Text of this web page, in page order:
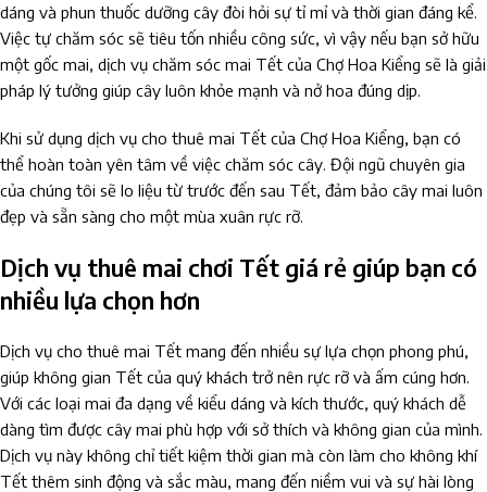
dáng và phun thuốc dưỡng cây đòi hỏi sự tỉ mỉ và thời gian đáng kể.
Việc tự chăm sóc sẽ tiêu tốn nhiều công sức, vì vậy nếu bạn sở hữu
một gốc mai, dịch vụ chăm sóc mai Tết của Chợ Hoa Kiểng sẽ là giải
pháp lý tưởng giúp cây luôn khỏe mạnh và nở hoa đúng dịp.
Khi sử dụng dịch vụ cho thuê mai Tết của Chợ Hoa Kiểng, bạn có
thể hoàn toàn yên tâm về việc chăm sóc cây. Đội ngũ chuyên gia
của chúng tôi sẽ lo liệu từ trước đến sau Tết, đảm bảo cây mai luôn
đẹp và sẵn sàng cho một mùa xuân rực rỡ.
Dịch vụ thuê mai chơi Tết giá rẻ giúp bạn có
nhiều lựa chọn hơn
Dịch vụ cho thuê mai Tết mang đến nhiều sự lựa chọn phong phú,
giúp không gian Tết của quý khách trở nên rực rỡ và ấm cúng hơn.
Với các loại mai đa dạng về kiểu dáng và kích thước, quý khách dễ
dàng tìm được cây mai phù hợp với sở thích và không gian của mình.
Dịch vụ này không chỉ tiết kiệm thời gian mà còn làm cho không khí
Tết thêm sinh động và sắc màu, mang đến niềm vui và sự hài lòng